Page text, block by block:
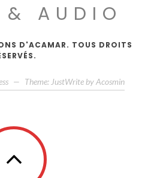
& AUDIO
D'ACAMAR. TOUS DROITS
— Theme: JustWrite by Acosmin